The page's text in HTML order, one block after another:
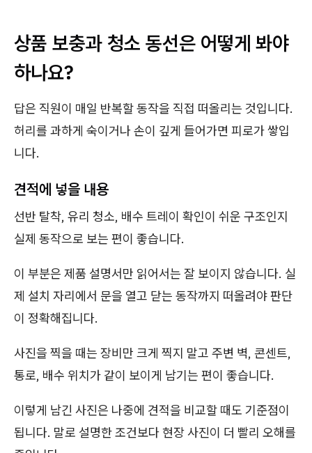
상품 보충과 청소 동선은 어떻게 봐야
하나요?
답은 직원이 매일 반복할 동작을 직접 떠올리는 것입니다.
허리를 과하게 숙이거나 손이 깊게 들어가면 피로가 쌓입
니다.
견적에 넣을 내용
선반 탈착, 유리 청소, 배수 트레이 확인이 쉬운 구조인지
실제 동작으로 보는 편이 좋습니다.
이 부분은 제품 설명서만 읽어서는 잘 보이지 않습니다. 실
제 설치 자리에서 문을 열고 닫는 동작까지 떠올려야 판단
이 정확해집니다.
사진을 찍을 때는 장비만 크게 찍지 말고 주변 벽, 콘센트,
통로, 배수 위치가 같이 보이게 남기는 편이 좋습니다.
이렇게 남긴 사진은 나중에 견적을 비교할 때도 기준점이
됩니다. 말로 설명한 조건보다 현장 사진이 더 빨리 오해를